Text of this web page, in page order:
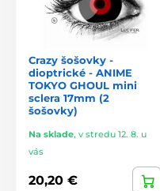
Crazy šošovky -
dioptrické - ANIME
TOKYO GHOUL mini
sclera 17mm (2
šošovky)
Na sklade, v stredu 12. 8. u
vás
20,20 €